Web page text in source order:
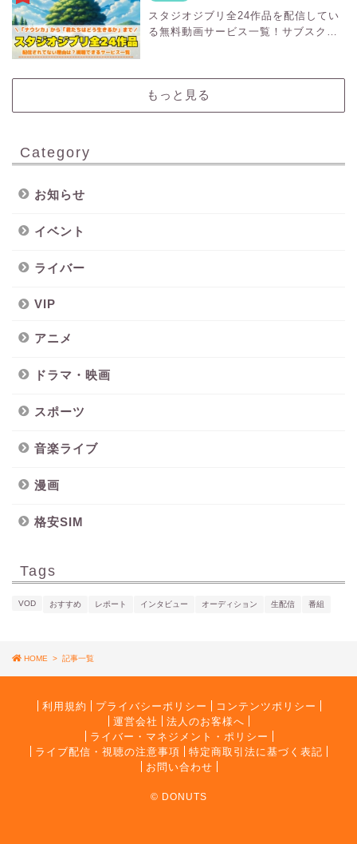
スタジオジブリ全24作品を配信してい
る無料動画サービス一覧！サブスクに
もっと見る
Category
お知らせ
イベント
ライバー
VIP
アニメ
ドラマ・映画
スポーツ
音楽ライブ
漫画
格安SIM
Tags
VOD おすすめ レポート インタビュー オーディション 生配信 番組
HOME > 記事一覧
利用規約 プライバシーポリシー
コンテンツポリシー
運営会社
法人のお客様へ
ライバー・マネジメント・ポリシー
ライブ配信・視聴の注意事項
特定商取引法に基づく表記
お問い合わせ
© DONUTS